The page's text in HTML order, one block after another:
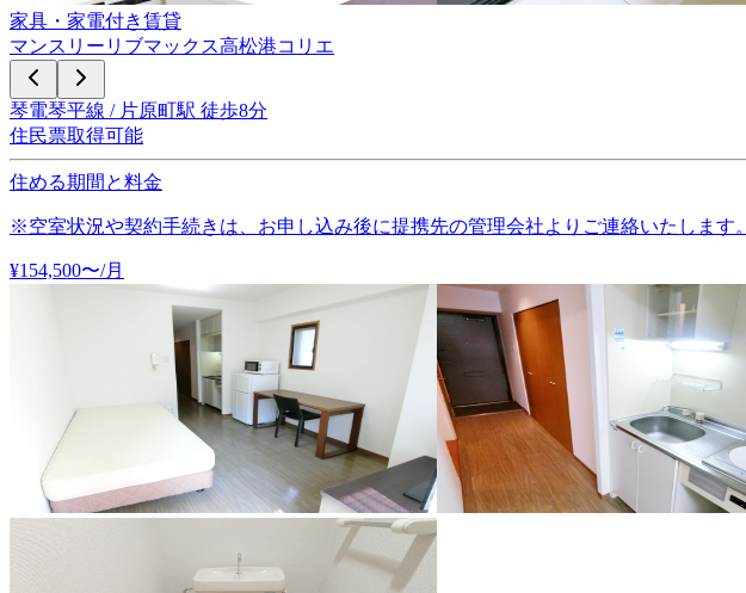
家具・家電付き賃貸
マンスリーリブマックス高松港コリエ
琴電琴平線 / 片原町駅 徒歩8分
住民票取得可能
住める期間と料金
※空室状況や契約手続きは、お申し込み後に提携先の管理会社よりご連絡いたします。
¥154,500〜/月